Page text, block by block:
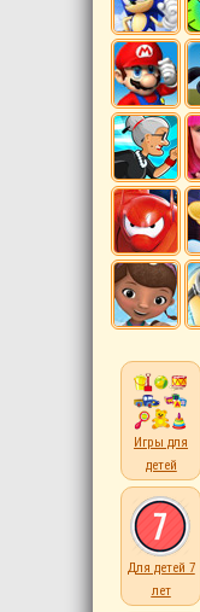
Игры для
детей
Для детей 7
лет